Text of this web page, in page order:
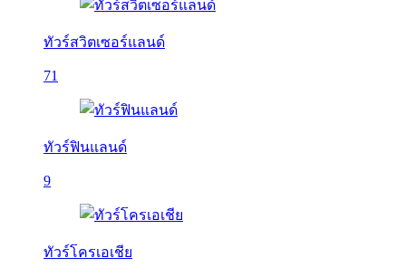
ทัวร์สวิตเซอร์แลนด์
71
ทัวร์ฟินแลนด์
9
ทัวร์โครเอเชีย